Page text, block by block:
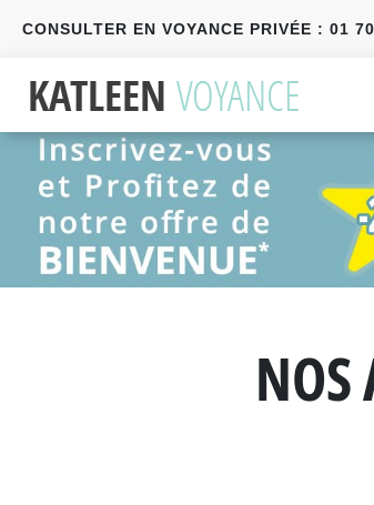
CONSULTER EN VOYANCE PRIVÉE : 01
NOS